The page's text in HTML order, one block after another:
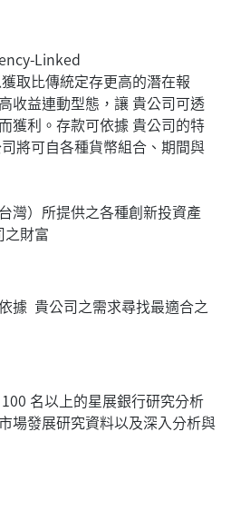
Linked
取比傳統定存更高的潛在報
收益連動型態，讓 貴公司可透
獲利。存款可依據 貴公司的特
將可自各種貨幣組合、期間與
灣）所提供之各種創新投資產
財富
據 貴公司之需求尋找最適合之
名以上的星展銀行研究分析
場發展研究資料以及深入分析與